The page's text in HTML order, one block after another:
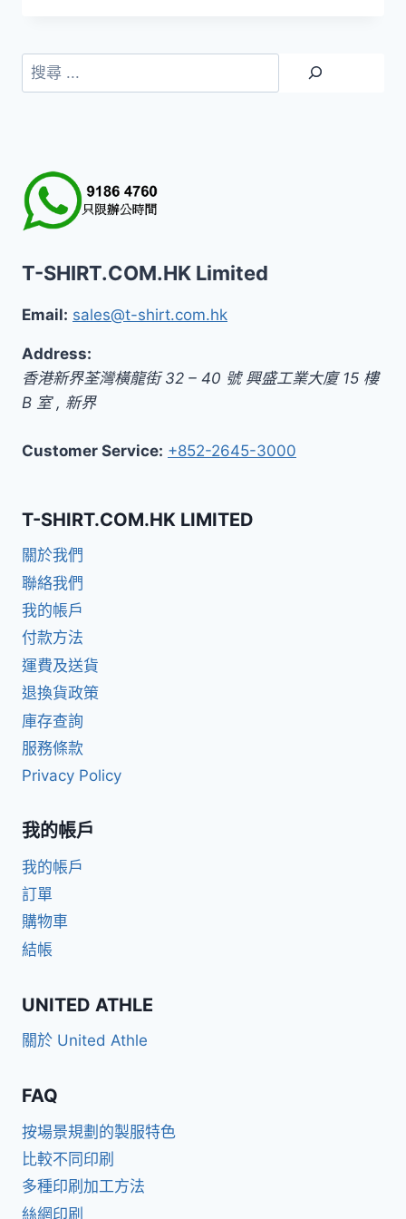
搜
尋
T-SHIRT.COM.HK Limited
Email: sales@t-shirt.com.hk
Address:
香港新界荃灣橫龍街 32 – 40 號 興盛工業大廈 15 樓
B 室, 新界
Customer Service: +852-2645-3000
T-SHIRT.COM.HK LIMITED
關於我們
聯絡我們
我的帳戶
付款方法
運費及送貨
退換貨政策
庫存查詢
服務條款
Privacy Policy
我的帳戶
我的帳戶
訂單
購物車
結帳
UNITED ATHLE
關於 United Athle
FAQ
按場景規劃的製服特色
比較不同印刷
多種印刷加工方法
絲網印刷